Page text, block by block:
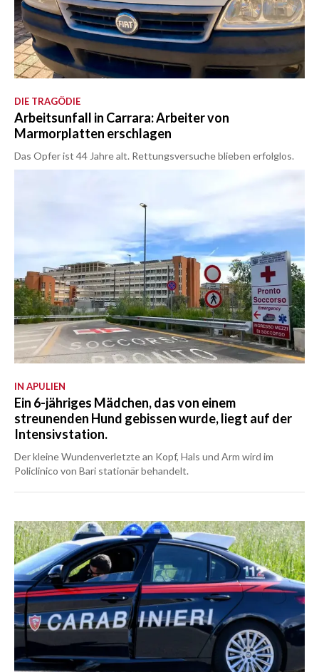
DIE TRAGÖDIE
Arbeitsunfall in Carrara: Arbeiter von
Marmorplatten erschlagen
Das Opfer ist 44 Jahre alt. Rettungsversuche blieben erfolglos.
IN APULIEN
Ein 6-jähriges Mädchen, das von einem
streunenden Hund gebissen wurde, liegt auf der
Intensivstation.
Der kleine Wundenverletzte an Kopf, Hals und Arm wird im
Policlinico von Bari stationär behandelt.